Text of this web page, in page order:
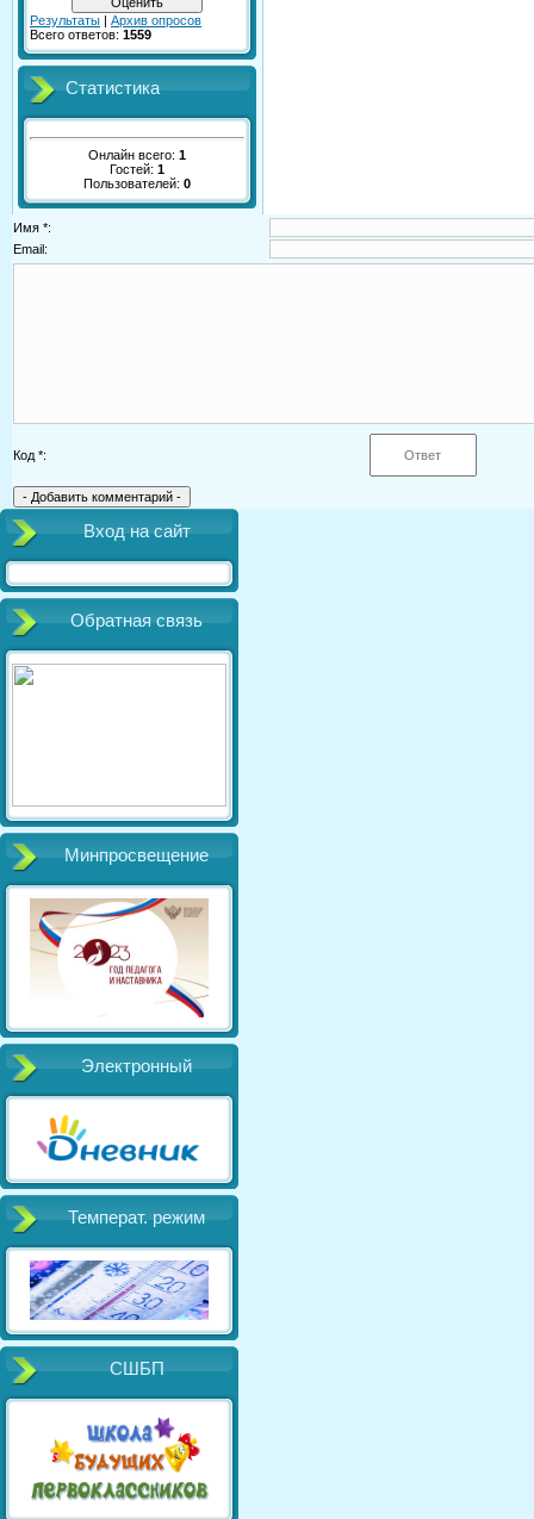
Результаты | Архив опросов
Всего ответов: 1559
Статистика
Онлайн всего: 1
Гостей: 1
Пользователей: 0
Имя *:
Email:
Код *:
Вход на сайт
Обратная связь
Минпросвещение
Электронный
Температ. режим
СШБП